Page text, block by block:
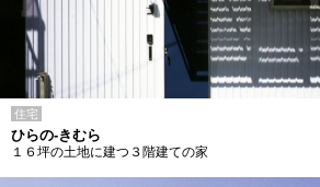
住宅
ひらの-きむら
１６坪の土地に建つ３階建ての家